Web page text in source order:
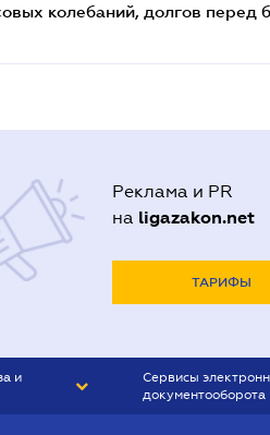
колебаний, долгов перед
Реклама и PR
на ligazakon.net
ТАРИФЫ
и
Сервисы
документооборота